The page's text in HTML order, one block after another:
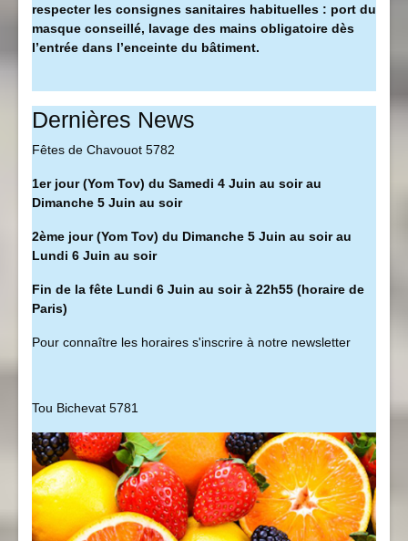
respecter les consignes sanitaires habituelles : port du
masque conseillé, lavage des mains obligatoire dès
l’entrée dans l’enceinte du bâtiment.
Dernières News
Fêtes de Chavouot 5782
1er jour (Yom Tov) du Samedi 4 Juin au soir au
Dimanche 5 Juin au soir
2ème jour (Yom Tov) du Dimanche 5 Juin au soir au
Lundi 6 Juin au soir
Fin de la fête Lundi 6 Juin au soir à 22h55 (horaire de
Paris)
Pour connaître les horaires s'inscrire à notre newsletter
Tou Bichevat 5781